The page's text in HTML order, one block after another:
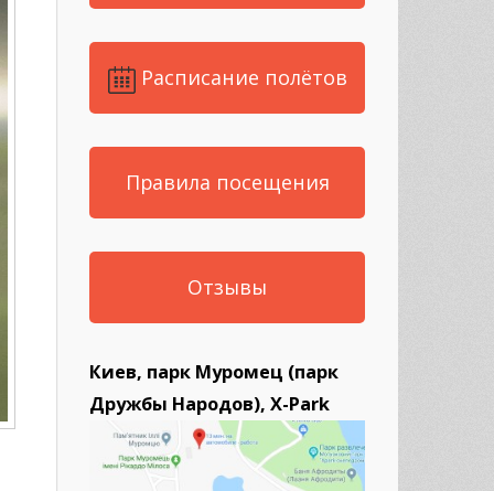
Расписание полётов
Правила посещения
Отзывы
Киев, парк Муромец (парк
Дружбы Народов), X-Park